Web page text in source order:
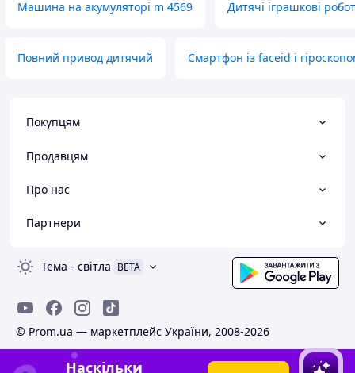
Машина на акумуляторі m 4569 Дитячі іграшкові
Повний привод дитячий Смартфон із faceid і
Покупцям
Продавцям
Про нас
Партнери
Тема - світла BETA
© Prom.ua — маркетплейс України, 2008-2026
Наскільки